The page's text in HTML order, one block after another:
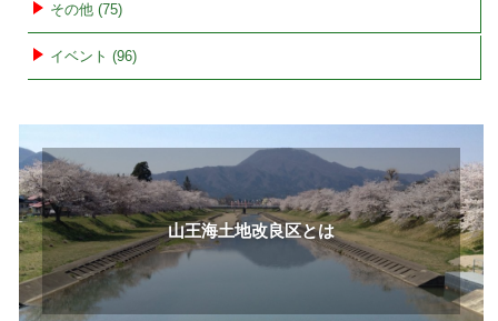
ョ
ン
その他 (75)
イベント (96)
山王海土地改良区とは